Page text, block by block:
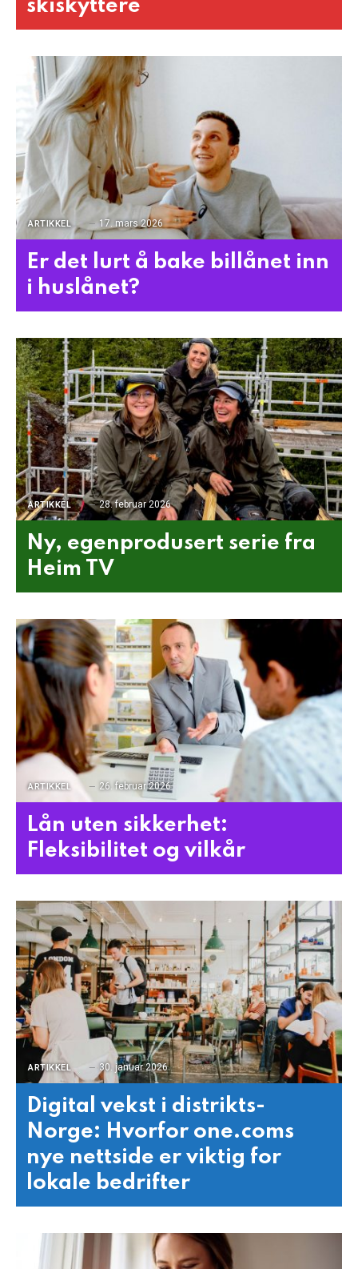
skiskyttere
ARTIKKEL 17. mars 2026
Er det lurt å bake billånet inn
i huslånet?
ARTIKKEL 28. februar 2026
Ny, egenprodusert serie fra
Heim TV
ARTIKKEL 26. februar 2026
Lån uten sikkerhet:
Fleksibilitet og vilkår
ARTIKKEL 30. januar 2026
Digital vekst i distrikts-
Norge: Hvorfor one.coms
nye nettside er viktig for
lokale bedrifter